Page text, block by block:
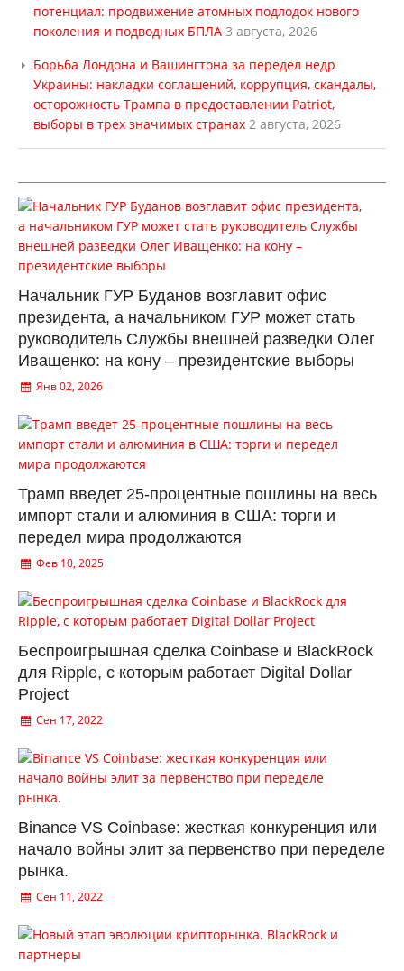
потенциал: продвижение атомных подлодок нового
поколения и подводных БПЛА 3 августа, 2026
Борьба Лондона и Вашингтона за передел недр
Украины: накладки соглашений, коррупция, скандалы,
осторожность Трампа в предоставлении Patriot,
выборы в трех значимых странах 2 августа, 2026
Начальник ГУР Буданов возглавит офис
президента, а начальником ГУР может стать
руководитель Службы внешней разведки Олег
Иващенко: на кону – президентские выборы
Янв 02, 2026
Трамп введет 25-процентные пошлины на весь
импорт стали и алюминия в США: торги и
передел мира продолжаются
Фев 10, 2025
Беспроигрышная сделка Coinbase и BlackRock
для Ripple, с которым работает Digital Dollar
Project
Сен 17, 2022
Binance VS Coinbase: жесткая конкуренция или
начало войны элит за первенство при переделе
рынка.
Сен 11, 2022